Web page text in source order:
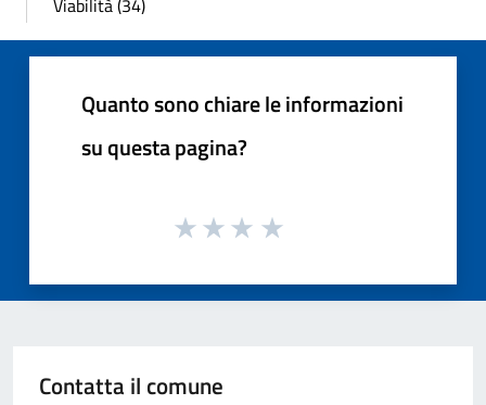
Quanto sono chiare le informazioni
su questa pagina?
Contatta il comune